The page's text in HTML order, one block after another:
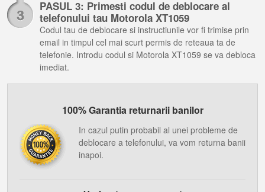
PASUL 3: Primesti codul de deblocare al
telefonului tau Motorola XT1059
Codul tau de deblocare si instructiunile vor fi trimise prin
email in timpul cel mai scurt permis de reteaua ta de
telefonie. Introdu codul si Motorola XT1059 se va debloca
imediat.
100% Garantia returnarii banilor
In cazul putin probabil al unei probleme de
deblocare a telefonului, va vom returna banii
inapoi.